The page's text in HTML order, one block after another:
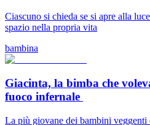
Ciascuno si chieda se si apre alla
spazio nella propria vita
bambina
Giacinta, la bimba che
fuoco infernale
La più giovane dei bambini